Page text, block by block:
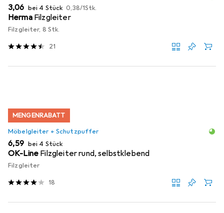
EUR
3,06 bei 4 Stück EUR
0,38/1Stk.
Herma Filzgleiter
Filzgleiter, 8 Stk.
21
MENGENRABATT
Möbelgleiter + Schutzpuffer
EUR
6,59 bei 4 Stück
OK-Line Filzgleiter rund, selbstklebend
Filzgleiter
18